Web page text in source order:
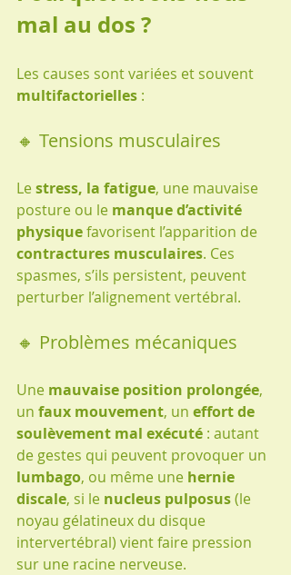
mal au dos ?
Les causes sont variées et souvent
multifactorielles :
🔸 Tensions musculaires
Le stress, la fatigue, une mauvaise
posture ou le manque d’activité
physique favorisent l’apparition de
contractures musculaires. Ces
spasmes, s’ils persistent, peuvent
perturber l’alignement vertébral.
🔸 Problèmes mécaniques
Une mauvaise position prolongée,
un faux mouvement, un effort de
soulèvement mal exécuté : autant
de gestes qui peuvent provoquer un
lumbago, ou même une hernie
discale, si le nucleus pulposus (le
noyau gélatineux du disque
intervertébral) vient faire pression
sur une racine nerveuse.